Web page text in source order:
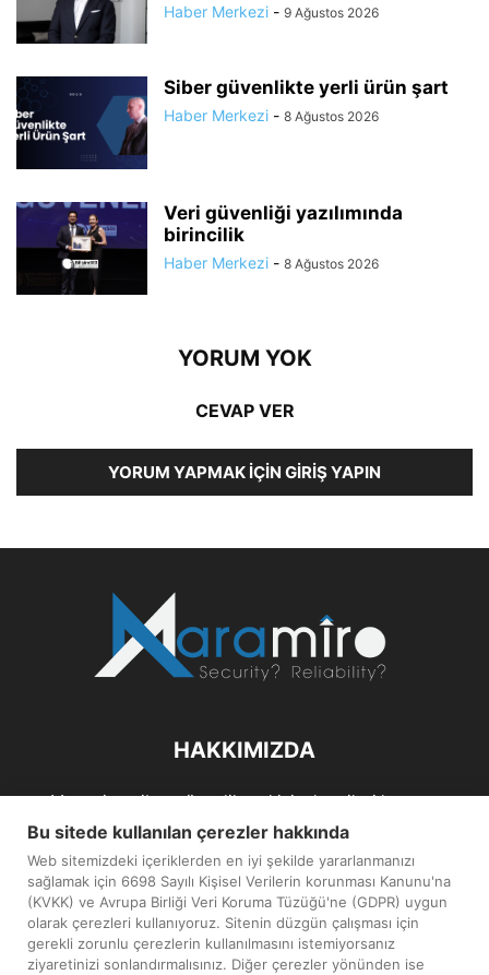
Haber Merkezi - 9 Ağustos 2026
Siber güvenlikte yerli ürün şart
Haber Merkezi - 8 Ağustos 2026
Veri güvenliği yazılımında
birincilik
Haber Merkezi - 8 Ağustos 2026
YORUM YOK
CEVAP VER
YORUM YAPMAK İÇIN GIRIŞ YAPIN
HAKKIMIZDA
Maramiro; siber güvenlik ve kişisel verileri koruma
alanlarıın sağlıklı büyümelerine odaklanarak bu sektörlerle
ilgili güncel haber ve analizler hazırlayıp yayınlayan bir
haber sitesidir.
İletişim:maramiro@sentezmedya.com.tr
Bu sitede kullanılan çerezler hakkında
Web sitemizdeki içeriklerden en iyi şekilde yararlanmanızı
sağlamak için 6698 Sayılı Kişisel Verilerin korunması Kanunu'na
(KVKK) ve Avrupa Birliği Veri Koruma Tüzüğü'ne (GDPR) uygun
olarak çerezleri kullanıyoruz. Sitenin düzgün çalışması için
gerekli zorunlu çerezlerin kullanılmasını istemiyorsanız
ziyaretinizi sonlandırmalısınız. Diğer çerezler yönünden ise